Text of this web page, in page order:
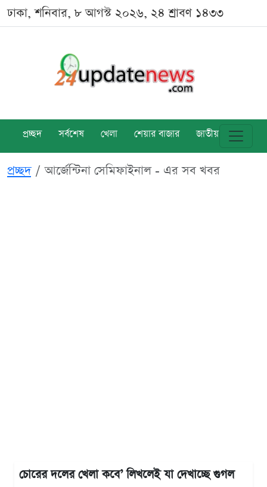
ঢাকা, শনিবার, ৮ আগস্ট ২০২৬, ২৪ শ্রাবণ ১৪৩৩
প্রচ্ছদ সর্বশেষ খেলা শেয়ার বাজার জাতীয় বিশ্ব
প্রচ্ছদ আর্জেন্টিনা সেমিফাইনাল - এর সব খবর
চোরের দলের খেলা কবে’ লিখলেই যা দেখাচ্ছে গুগল